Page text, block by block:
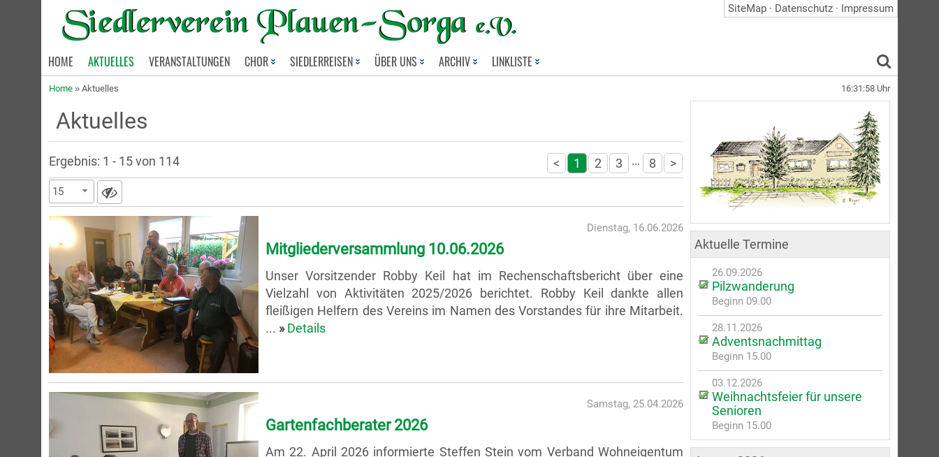
SiteMap · Datenschutz · Impressum
HOME AKTUELLES VERANSTALTUNGEN CHOR SIEDLERREISEN ÜBER UNS ARCHIV LINKLISTE
Home » Aktuelles 16:31:59 Uhr
Aktuelles
Ergebnis: 1 - 15 von 114 < 1 2 3 … 8 >
15
Dienstag, 16.06.2026
Mitgliederversammlung 10.06.2026
Unser Vorsitzender Robby Keil hat im Rechenschaftsbericht über eine
Vielzahl von Aktivitäten 2025/2026 berichtet. Robby Keil dankte allen
fleißigen Helfern des Vereins im Namen des Vorstandes für ihre Mitarbeit.
... » Details
Samstag, 25.04.2026
Gartenfachberater 2026
Am 22. April 2026 informierte Steffen Stein vom Verband Wohneigentum
Aktuelle Termine
26.09.2026
Pilzwanderung
Beginn 09.00
28.11.2026
Adventsnachmittag
Beginn 15.00
03.12.2026
Weihnachtsfeier für unsere
Senioren
Beginn 15.00